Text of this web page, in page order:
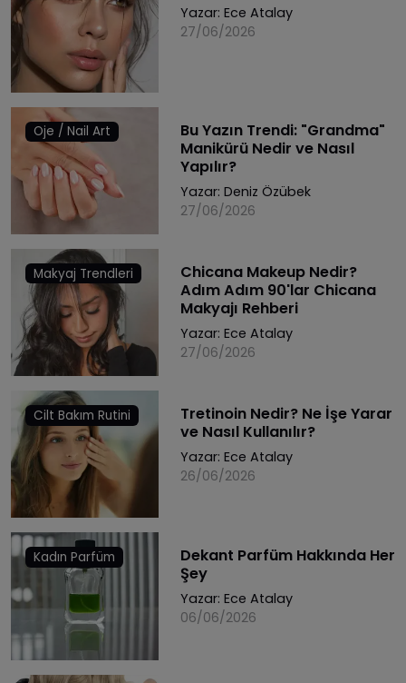
Yazar: Ece Atalay
27/06/2026
Oje / Nail Art
Bu Yazın Trendi: "Grandma"
Manikürü Nedir ve Nasıl
Yapılır?
Yazar: Deniz Özübek
27/06/2026
Makyaj Trendleri
Chicana Makeup Nedir?
Adım Adım 90'lar Chicana
Makyajı Rehberi
Yazar: Ece Atalay
27/06/2026
Cilt Bakım Rutini
Tretinoin Nedir? Ne İşe Yarar
ve Nasıl Kullanılır?
Yazar: Ece Atalay
26/06/2026
Kadın Parfüm
Dekant Parfüm Hakkında Her
Şey
Yazar: Ece Atalay
06/06/2026